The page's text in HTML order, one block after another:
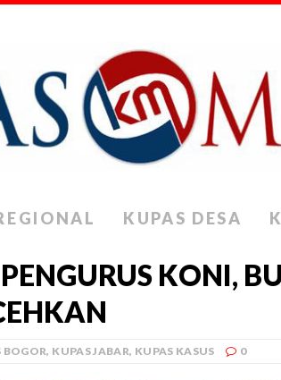
KUPAS DESA
KONI,
BOGOR, KUPAS JABAR, KUPAS KASUS 0